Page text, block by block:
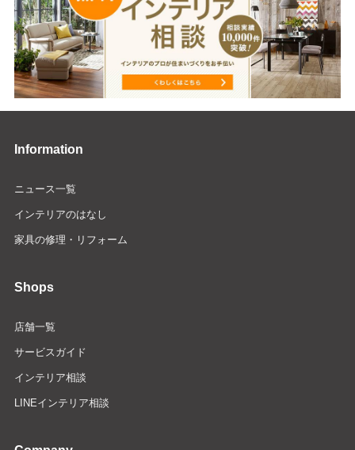
Information
ニュース一覧
インテリアのはなし
家具の修理・リフォーム
Shops
店舗一覧
サービスガイド
インテリア相談
LINEインテリア相談